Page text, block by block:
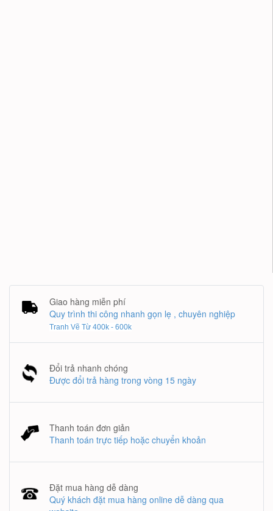
Giao hàng miễn phí
Quy trình thi công nhanh gọn lẹ , chuyên nghiệp
Tranh Vẽ Từ 400k - 600k
Đổi trả nhanh chóng
Được đổi trả hàng trong vòng 15 ngày
Thanh toán đơn giản
Thanh toán trực tiếp hoặc chuyển khoản
Đặt mua hàng dễ dàng
Quý khách đặt mua hàng online dễ dàng qua